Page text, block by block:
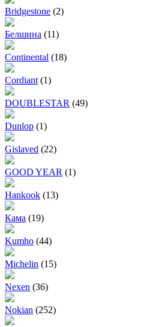
Bridgestone (2)
Белшина (11)
Continental (18)
Cordiant (1)
DOUBLESTAR (49)
Dunlop (1)
Gislaved (22)
GOOD YEAR (1)
Hankook (13)
Кама (19)
Kumho (44)
Michelin (15)
Nexen (36)
Nokian (252)